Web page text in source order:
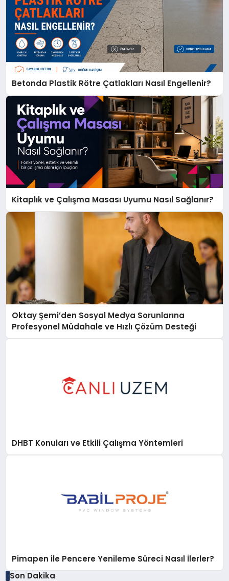
Betonda Plastik Rötre Çatlakları Nasıl Engellenir?
Kitaplık ve Çalışma Masası Uyumu Nasıl Sağlanır?
Oktay Şemi’den Sosyal Medya Sorunlarına
Profesyonel Müdahale ve Hızlı Çözüm Desteği
DHBT Konuları ve Etkili Çalışma Yöntemleri
Pimapen ile Pencere Yenileme Süreci Nasıl İlerler?
Son Dakika